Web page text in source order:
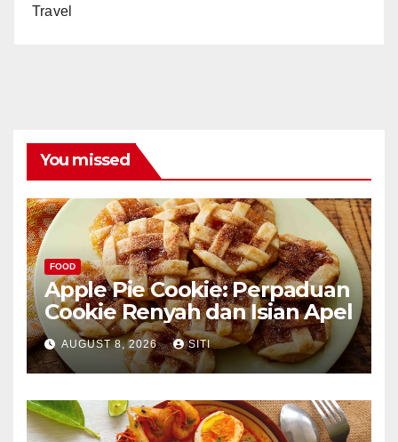
Travel
You missed
FOOD
Apple Pie Cookie: Perpaduan
Cookie Renyah dan Isian Apel
AUGUST 8, 2026 SITI